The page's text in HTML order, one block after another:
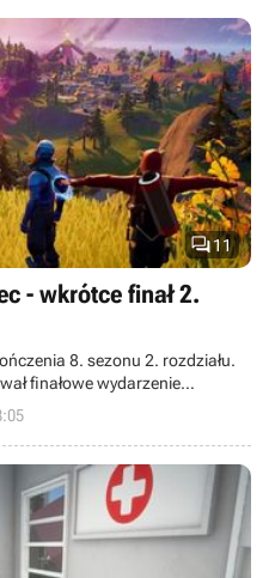
11
- wkrótce finał 2.
8. sezonu 2. rozdziału.
finałowe wydarzenie